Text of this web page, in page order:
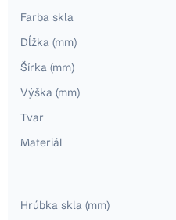
Farba skla
Dĺžka (mm)
Šírka (mm)
Výška (mm)
Tvar
Materiál
Hrúbka skla (mm)